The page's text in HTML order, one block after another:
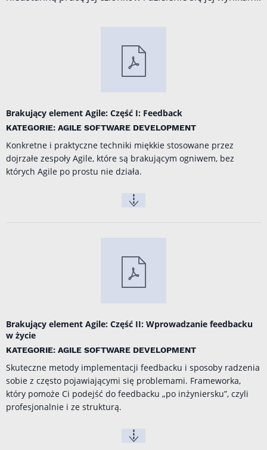
Brakujący element Agile: Część I: Feedback
KATEGORIE: AGILE SOFTWARE DEVELOPMENT
Konkretne i praktyczne techniki miękkie stosowane przez
dojrzałe zespoły Agile, które są brakującym ogniwem, bez
których Agile po prostu nie działa.
Brakujący element Agile: Część II: Wprowadzanie feedbacku
w życie
KATEGORIE: AGILE SOFTWARE DEVELOPMENT
Skuteczne metody implementacji feedbacku i sposoby radzenia
sobie z często pojawiającymi się problemami. Frameworka,
który pomoże Ci podejść do feedbacku „po inżyniersku”, czyli
profesjonalnie i ze strukturą.